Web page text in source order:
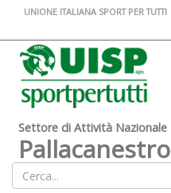
UNIONE ITALIANA SPORT PER TUTTI
Settore di Attività Nazionale
Pallacanestro